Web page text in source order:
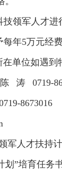
技领军人才
年5万元经
单位如遇到
涛 0719-
8673016
军人才扶持
划”培育任务